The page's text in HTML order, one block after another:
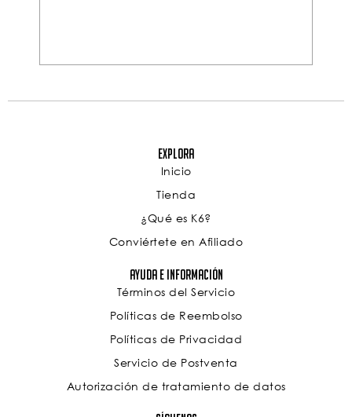
Explora
Inicio
Tienda
¿Qué es K6?
Conviértete en Afiliado
Ayuda e Información
Términos del Servicio
Políticas de Reembolso
Políticas de Privacidad
Servicio de Postventa
Autorización de tratamiento de datos